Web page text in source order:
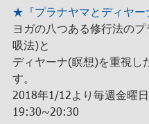
★『プラナヤマとディヤー
ヨガの八つある修行法の
吸法)と
ディヤーナ(瞑想)を重視し
す。
2018年1/12より毎週金曜日
19:30~20:30